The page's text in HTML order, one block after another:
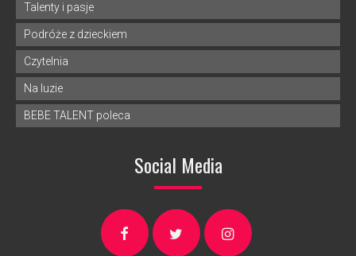
Talenty i pasje
Podróże z dzieckiem
Czytelnia
Na luzie
BEBE TALENT poleca
Social Media